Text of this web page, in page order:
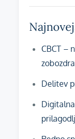
CBCT –
Delitev